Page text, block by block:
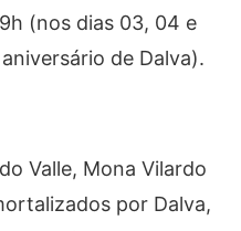
(nos dias 03, 04 e
de Dalva).
Valle, Mona Vilardo
por Dalva,